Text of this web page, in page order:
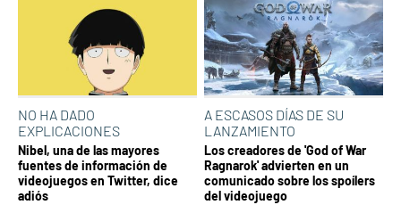
NO HA DADO
EXPLICACIONES
Nibel, una de las mayores
fuentes de información de
videojuegos en Twitter, dice
adiós
A ESCASOS DÍAS DE SU
LANZAMIENTO
Los creadores de 'God of War
Ragnarok' advierten en un
comunicado sobre los spoílers
del videojuego